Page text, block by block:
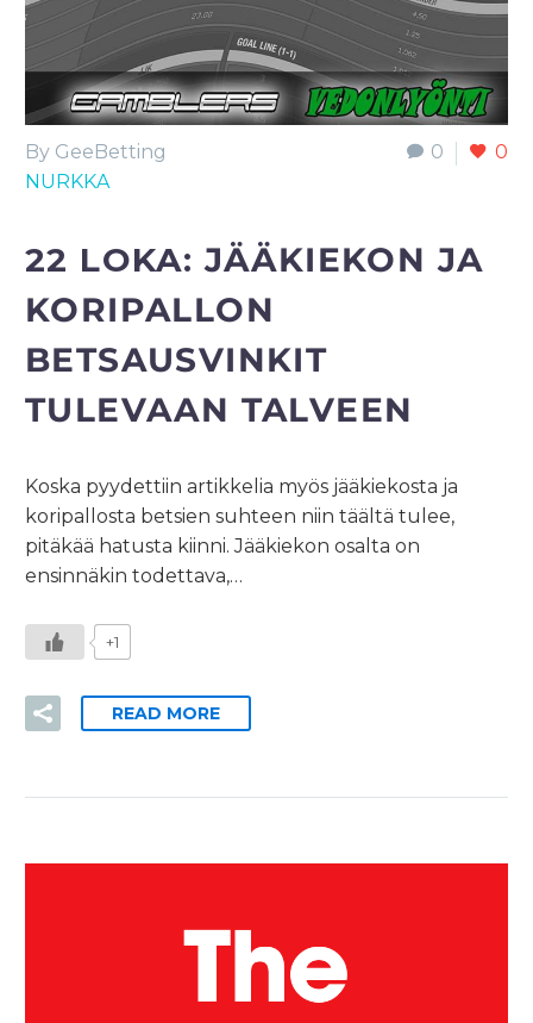
0 0
By GeeBetting
NURKKA
22 LOKA:JÄÄKIEKON JA
KORIPALLON
BETSAUSVINKIT
TULEVAAN TALVEEN
Koska pyydettiin artikkelia myös jääkiekosta ja
koripallosta betsien suhteen niin täältä tulee,
pitäkää hatusta kiinni. Jääkiekon osalta on
ensinnäkin todettava,…
+1
READ MORE